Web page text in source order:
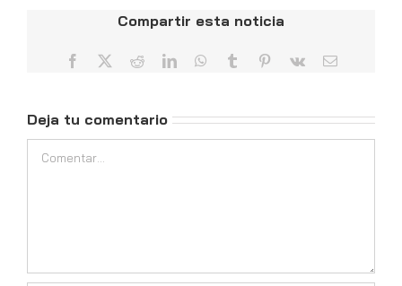
Compartir esta noticia
Facebook RedditLinkedInWhatsApp
Tumblr Pinterest
Vk
Correo
Deja tu comentario
Comentar